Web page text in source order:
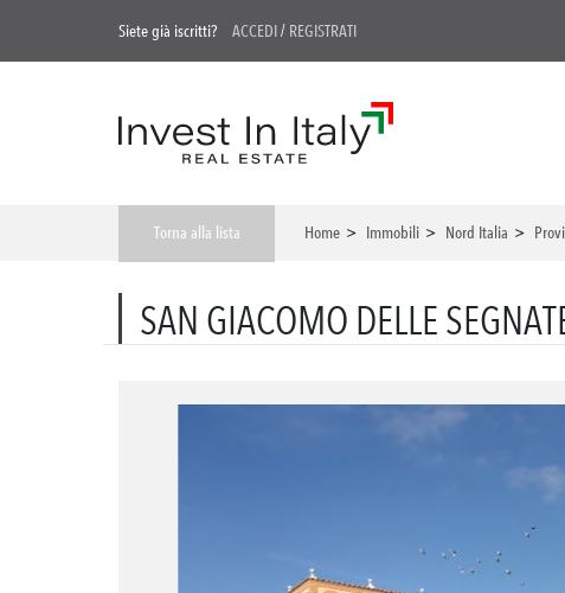
Siete già iscritti? ACCEDI/ REGISTRATI
Torna alla lista Home > Immobili > Nord Italia >
SAN GIACOMO DELLE